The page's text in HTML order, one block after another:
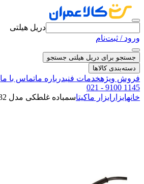
دریل هیلتی
ورود / ثبت‌نام
جستجو برای دریل هیلتی جستجو
دسته‌بندی کالاها
فروش ویژهخدمات فنیدرباره ماتماس با ما
021 - 9100 1145
خانهابزار ابزار ماکیتاسمباده غلطکی مدل 9032 ماکیتا